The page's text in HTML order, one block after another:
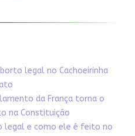
legal no Cachoeirinha
da França torna o
na Constituição
legal e como ele é feito no